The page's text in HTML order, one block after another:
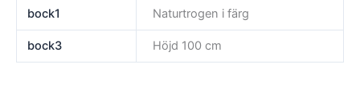
bock1 Naturtrogen i färg
bock3 Höjd 100 cm